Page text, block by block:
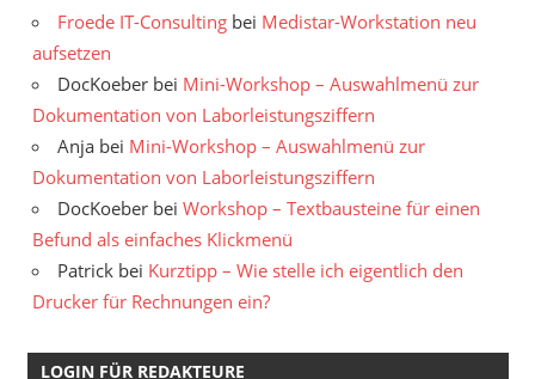
Froede IT-Consulting bei Medistar-Workstation neu
aufsetzen
DocKoeber bei Mini-Workshop – Auswahlmenü zur
Dokumentation von Laborleistungsziffern
Anja bei Mini-Workshop – Auswahlmenü zur
Dokumentation von Laborleistungsziffern
DocKoeber bei Workshop – Textbausteine für einen
Befund als einfaches Klickmenü
Patrick bei Kurztipp – Wie stelle ich eigentlich den
Drucker für Rechnungen ein?
LOGIN FÜR REDAKTEURE